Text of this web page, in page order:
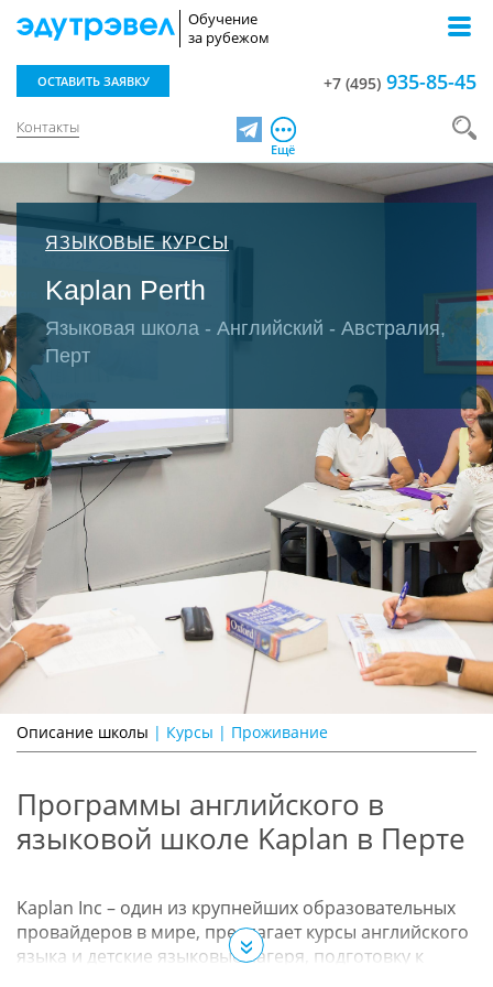
Обучение
за рубежом
Контакты
ОСТАВИТЬ ЗАЯВКУ +7 (495) 935-85-45
TelegramЕщё
ЯЗЫКОВЫЕ КУРСЫ
Kaplan Perth
Языковая школа - Английский - Австралия,
Перт
Описание школы | Курсы | Проживание
Программы английского в
языковой школе Kaplan в Перте
Kaplan Inc – один из крупнейших образовательных
провайдеров в мире, предлагает курсы английского
языка и детские языковые лагеря, подготовку к
»